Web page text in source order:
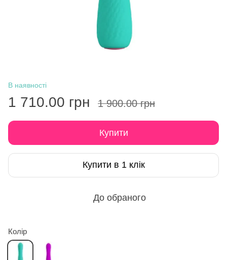
В наявності
1 710.00 грн 1 900.00 грн
Купити
Купити в 1 клік
До обраного
Колір